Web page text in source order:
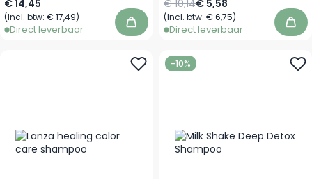
€ 14,45
(Incl. btw: € 17,49)
Direct leverbaar In winkelwagen
€ 5,58
€ 10,14
(Incl. btw: € 6,75)
Direct leverbaar In
-10%